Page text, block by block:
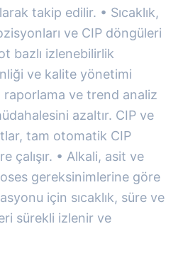
takip edilir. • Sıcaklık,
ve CIP döngüleri
bazlı izlenebilirlik
ve kalite yönetimi
raporlama ve trend analiz
azaltır. CIP ve
tam otomatik CIP
çalışır. • Alkali, asit ve
gereksinimlerine göre
için sıcaklık, süre ve
sürekli izlenir ve